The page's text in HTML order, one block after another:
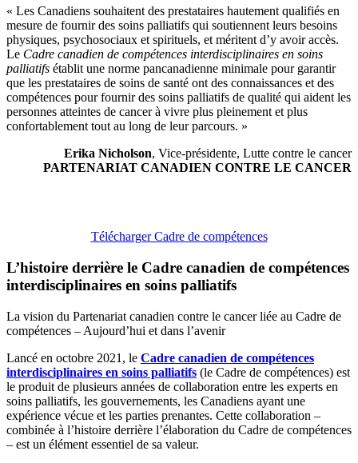
« Les Canadiens souhaitent des prestataires hautement qualifiés en
mesure de fournir des soins palliatifs qui soutiennent leurs besoins
physiques, psychosociaux et spirituels, et méritent d’y avoir accès.
Le Cadre canadien de compétences interdisciplinaires en soins
palliatifs établit une norme pancanadienne minimale pour garantir
que les prestataires de soins de santé ont des connaissances et des
compétences pour fournir des soins palliatifs de qualité qui aident les
personnes atteintes de cancer à vivre plus pleinement et plus
confortablement tout au long de leur parcours. »
Erika Nicholson, Vice-présidente, Lutte contre le cancer
PARTENARIAT CANADIEN CONTRE LE CANCER
Télécharger Cadre de compétences
L’histoire derrière le Cadre canadien de compétences
interdisciplinaires en soins palliatifs
La vision du Partenariat canadien contre le cancer liée au Cadre de
compétences – Aujourd’hui et dans l’avenir
Lancé en octobre 2021, le Cadre canadien de compétences
interdisciplinaires en soins palliatifs (le Cadre de compétences) est
le produit de plusieurs années de collaboration entre les experts en
soins palliatifs, les gouvernements, les Canadiens ayant une
expérience vécue et les parties prenantes. Cette collaboration –
combinée à l’histoire derrière l’élaboration du Cadre de compétences
– est un élément essentiel de sa valeur.